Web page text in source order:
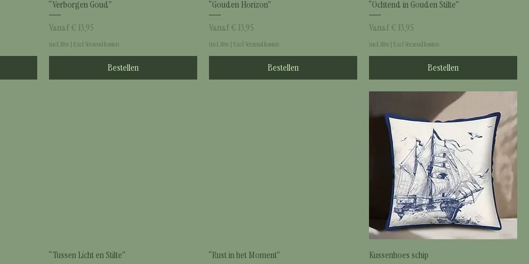
“Verborgen Goud”
Vanaf€ 13,95
Verkoopprijs
incl.Btw| Excl Verzendkosten
Bestellen
“Gouden Horizon”
Vanaf€ 13,95
Verkoopprijs
incl.Btw| Excl Verzendkosten
Bestellen
“Ochtend in Gouden Stilte”
Vanaf€ 13,95
Verkoopprijs
incl.Btw| Excl Verzendkosten
Bestellen
“Tussen Licht en Stilte”
“Rust in het Moment”
Kussenhoes schip